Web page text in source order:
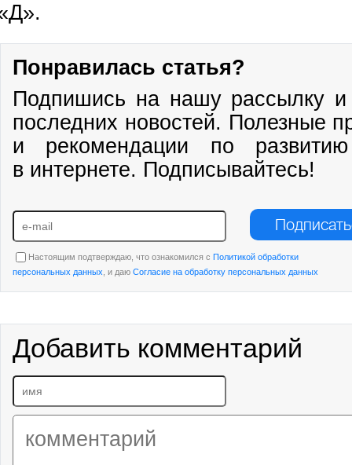
Д».
Понравилась статья?
Подпишись на нашу рассылку и
последних новостей. Полезные
и рекомендации по
в интернете. Подписывайтесь!
Настоящим подтверждаю, что ознакомился с Политикой обработки
персональных данных , и даю Согласие на обработку персональных данных
Добавить комментарий